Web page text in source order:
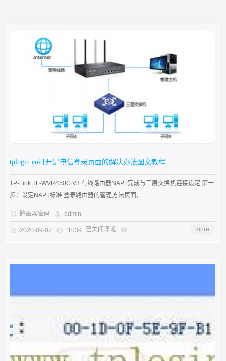
tplogin.cn打开是电信登录页面的解决办法图文教程
TP-Link TL-WVR450G V3 有线路由器NAPT完成与三层交换机连接设定 第一
步：设定NAPT标准 登录路由器的管理方法页面，...
路由器密码 admin
2020-09-07 1039 已关闭评论 more